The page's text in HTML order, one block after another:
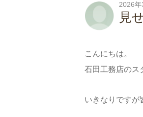
2026年
見
こんにちは。
石田工務店のス
いきなりですが